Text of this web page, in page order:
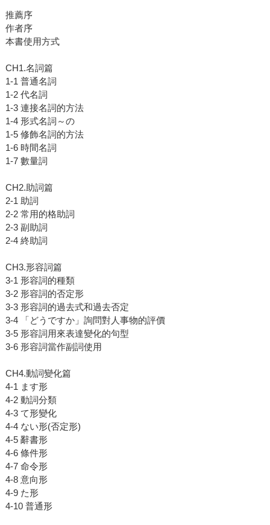
推薦序
作者序
本書使用方式
CH1.名詞篇
1-1 普通名詞
1-2 代名詞
1-3 連接名詞的方法
1-4 形式名詞～の
1-5 修飾名詞的方法
1-6 時間名詞
1-7 數量詞
CH2.助詞篇
2-1 助詞
2-2 常用的格助詞
2-3 副助詞
2-4 終助詞
CH3.形容詞篇
3-1 形容詞的種類
3-2 形容詞的否定形
3-3 形容詞的過去式和過去否定
3-4 「どうですか」詢問對人事物的評價
3-5 形容詞用來表達變化的句型
3-6 形容詞當作副詞使用
CH4.動詞變化篇
4-1 ます形
4-2 動詞分類
4-3 て形變化
4-4 ない形(否定形)
4-5 辭書形
4-6 條件形
4-7 命令形
4-8 意向形
4-9 た形
4-10 普通形